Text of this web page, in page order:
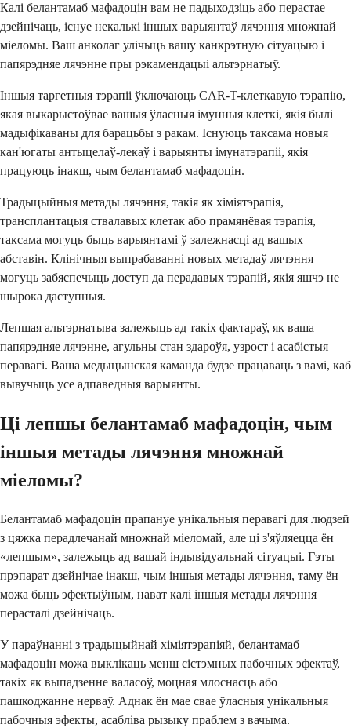
Калі белантамаб мафадоцін вам не падыходзіць або перастае
дзейнічаць, існуе некалькі іншых варыянтаў лячэння множнай
міеломы. Ваш анколаг улічыць вашу канкрэтную сітуацыю і
папярэдняе лячэнне пры рэкамендацыі альтэрнатыў.
Іншыя таргетныя тэрапіі ўключаюць CAR-T-клеткавую тэрапію,
якая выкарыстоўвае вашыя ўласныя імунныя клеткі, якія былі
мадыфікаваны для барацьбы з ракам. Існуюць таксама новыя
кан'югаты антыцелаў-лекаў і варыянты імунатэрапіі, якія
працуюць інакш, чым белантамаб мафадоцін.
Традыцыйныя метады лячэння, такія як хіміятэрапія,
трансплантацыя ствалавых клетак або прамянёвая тэрапія,
таксама могуць быць варыянтамі ў залежнасці ад вашых
абставін. Клінічныя выпрабаванні новых метадаў лячэння
могуць забяспечыць доступ да перадавых тэрапій, якія яшчэ не
шырока даступныя.
Лепшая альтэрнатыва залежыць ад такіх фактараў, як ваша
папярэдняе лячэнне, агульны стан здароўя, узрост і асабістыя
перавагі. Ваша медыцынская каманда будзе працаваць з вамі, каб
вывучыць усе адпаведныя варыянты.
Ці лепшы белантамаб мафадоцін, чым
іншыя метады лячэння множнай
міеломы?
Белантамаб мафадоцін прапануе унікальныя перавагі для людзей
з цяжка перадлечанай множнай міеломай, але ці з'яўляецца ён
«лепшым», залежыць ад вашай індывідуальнай сітуацыі. Гэты
прэпарат дзейнічае інакш, чым іншыя метады лячэння, таму ён
можа быць эфектыўным, нават калі іншыя метады лячэння
перасталі дзейнічаць.
У параўнанні з традыцыйнай хіміятэрапіяй, белантамаб
мафадоцін можа выклікаць менш сістэмных пабочных эфектаў,
такіх як выпадзенне валасоў, моцная млоснасць або
пашкоджанне нерваў. Аднак ён мае свае ўласныя унікальныя
пабочныя эфекты, асабліва рызыку праблем з вачыма.